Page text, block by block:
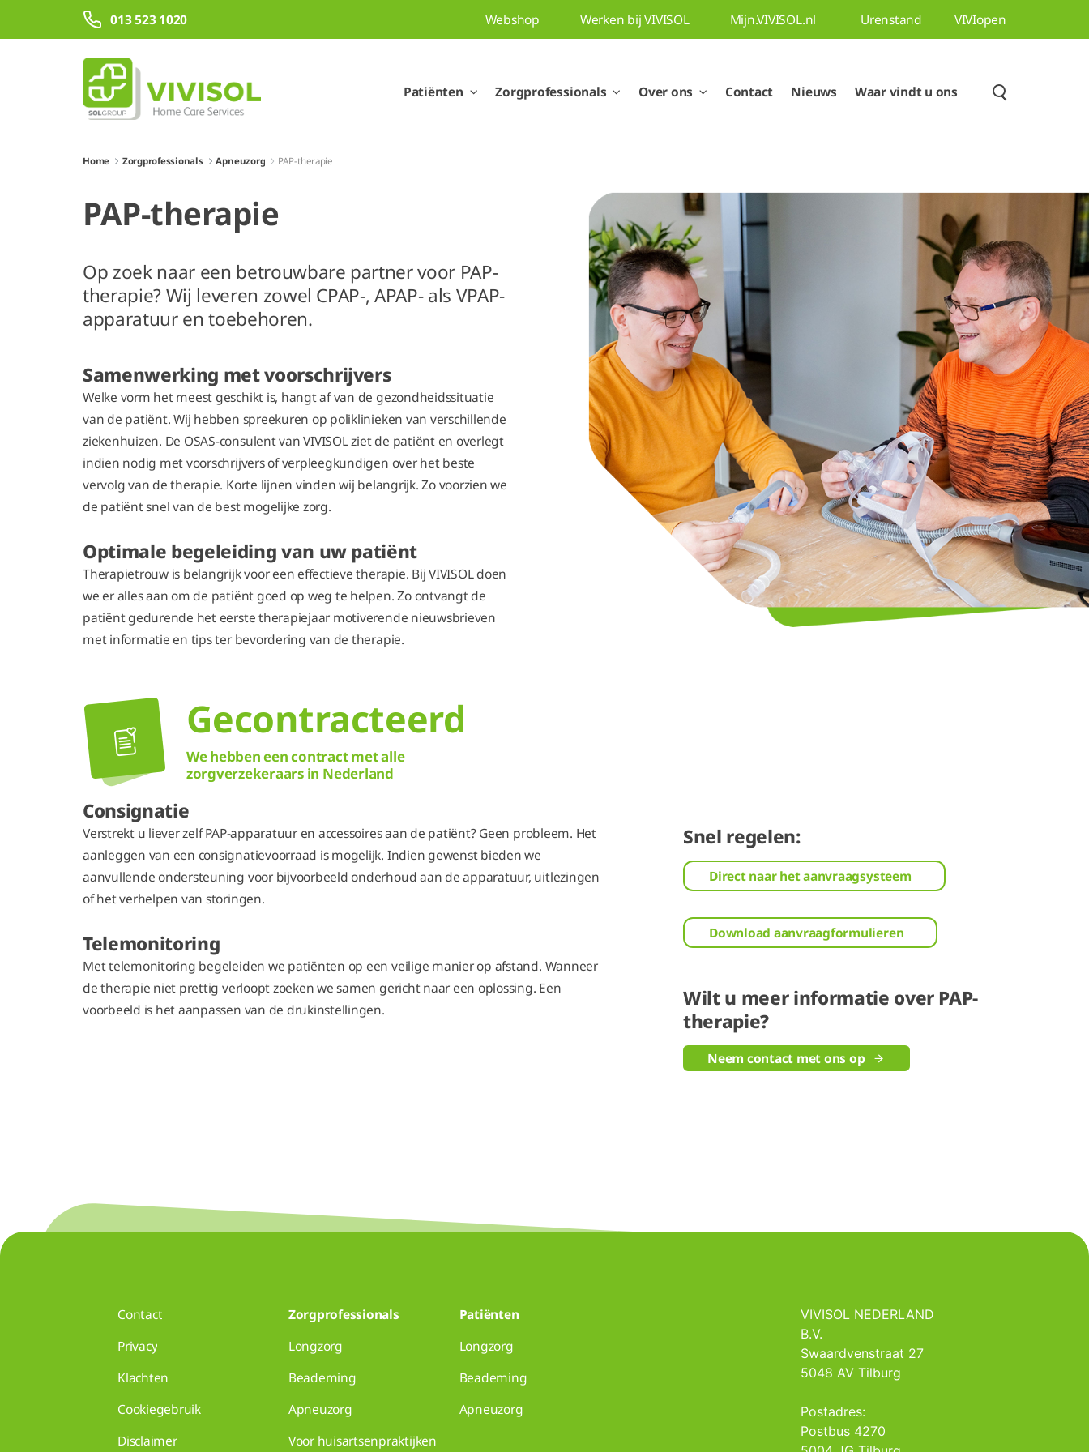
Skip to Main Content013 523 1020 Webshop Werken bij VIVISOL Mijn.VIVISOL.nl Urenstand VIVIopen
Patiënten Zorgprofessionals Over ons Contact Nieuws Waar vindt u ons
Home Zorgprofessionals Apneuzorg PAP-therapie
PAP-therapie
Op zoek naar een betrouwbare partner voor PAP-
therapie? Wij leveren zowel CPAP-, APAP- als VPAP-
apparatuur en toebehoren.
Samenwerking met voorschrijvers
Welke vorm het meest geschikt is, hangt af van de gezondheidssituatie
van de patiënt. Wij hebben spreekuren op poliklinieken van verschillende
ziekenhuizen. De OSAS-consulent van VIVISOL ziet de patiënt en overlegt
indien nodig met voorschrijvers of verpleegkundigen over het beste
vervolg van de therapie. Korte lijnen vinden wij belangrijk. Zo voorzien we
de patiënt snel van de best mogelijke zorg.
Optimale begeleiding van uw patiënt
Therapietrouw is belangrijk voor een effectieve therapie. Bij VIVISOL doen
we er alles aan om de patiënt goed op weg te helpen. Zo ontvangt de
patiënt gedurende het eerste therapiejaar motiverende nieuwsbrieven
met informatie en tips ter bevordering van de therapie.
Gecontracteerd
We hebben een contract met alle
zorgverzekeraars in Nederland
Consignatie
Verstrekt u liever zelf PAP-apparatuur en accessoires aan de patiënt? Geen probleem. Het
aanleggen van een consignatievoorraad is mogelijk. Indien gewenst bieden we
aanvullende ondersteuning voor bijvoorbeeld onderhoud aan de apparatuur, uitlezingen
of het verhelpen van storingen.
Telemonitoring
Met telemonitoring begeleiden we patiënten op een veilige manier op afstand. Wanneer
de therapie niet prettig verloopt zoeken we samen gericht naar een oplossing. Een
voorbeeld is het aanpassen van de drukinstellingen.
Snel regelen:
Direct naar het aanvraagsysteem
Download aanvraagformulieren
Wilt u meer informatie over PAP-
therapie?
Neem contact met ons op
Contact
Privacy
Klachten
Cookiegebruik
Disclaimer
Zorgprofessionals
Longzorg
Beademing
Apneuzorg
Voor huisartsenpraktijken
Patiënten
Longzorg
Beademing
Apneuzorg
VIVISOL NEDERLAND
B.V.
Swaardvenstraat 27
5048 AV Tilburg
Postadres:
Postbus 4270